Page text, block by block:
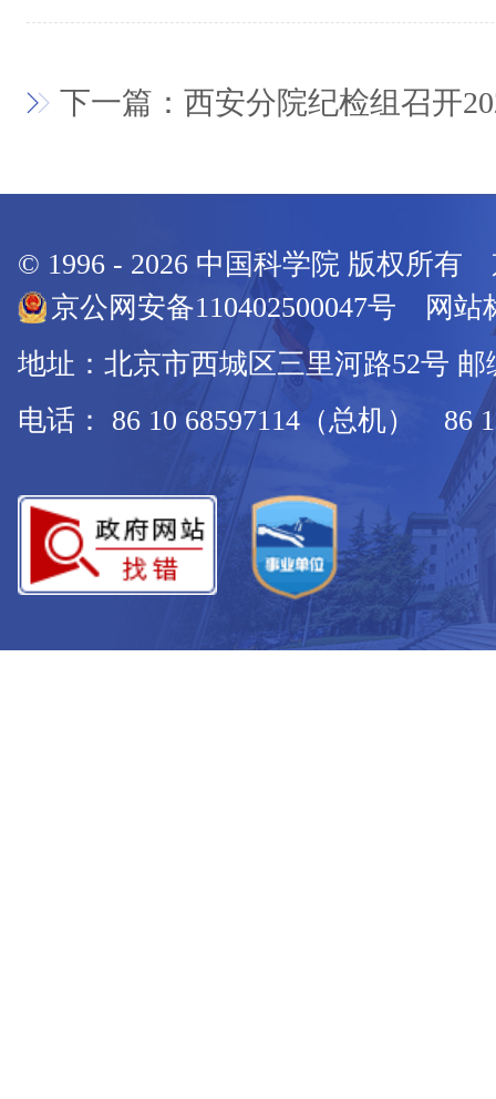
下一篇：西安分院纪检组召开
© 1996 - 2026 中国科学院 版权所有
京公网安备110402500047号 网站
地址：北京市西城区三里河路52号 邮
电话： 86 10 68597114（总机） 86